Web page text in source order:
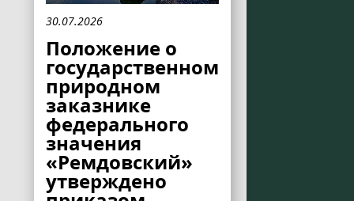
30.07.2026
Положение о
государственном
природном
заказнике
федерального
значения
«Ремдовский»
утверждено